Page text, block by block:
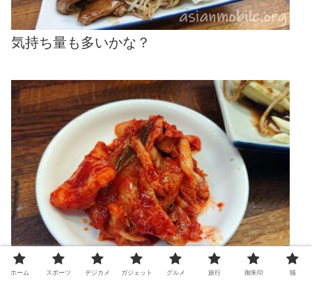
気持ち量も多いかな？
ホーム スポーツ デジカメ ガジェット グルメ 旅行 御朱印 猫